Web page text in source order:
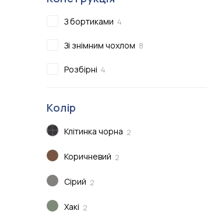
З бортиками 4
Зі знімним чохлом 8
Розбірні 4
Колір
Клітинка чорна 2
Коричневий 2
Сірий 2
Хакі 2